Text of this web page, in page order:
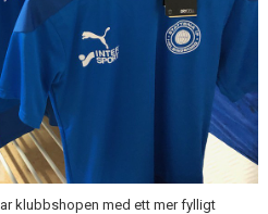
klubbshopen med ett mer fylligt